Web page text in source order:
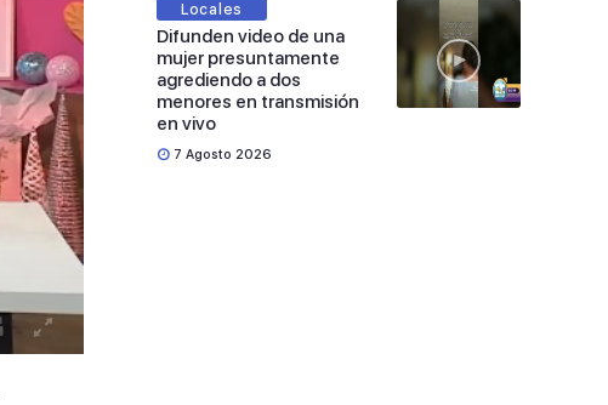
Locales
Difunden video de una
mujer presuntamente
agrediendo a dos
menores en transmisión
en vivo
7 Agosto 2026